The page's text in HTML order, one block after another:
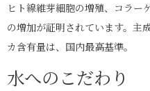
ヒト線維芽細胞の増殖、コラー
の増加が証明されています。主
カ含有量は、国内最⾼基準。
⽔へのこだわり